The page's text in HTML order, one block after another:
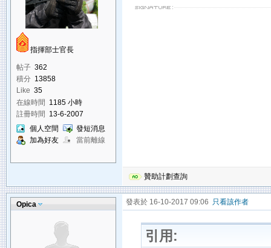
指揮部士官長
帖子 362
積分 13858
Like 35
在線時間 1185 小時
註冊時間 13-6-2007
個人空間
發短消息
加為好友
當前離線
贊助計劃查詢
Opica 發表於 16-10-2017 09:06 只看該作者
引用: